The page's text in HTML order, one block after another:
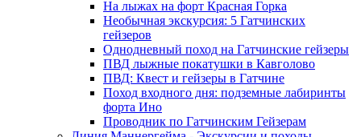
На лыжах на форт Красная Горка
Необычная экскурсия: 5 Гатчинских
гейзеров
Однодневный поход на Гатчинские гейзеры
ПВД лыжные покатушки в Кавголово
ПВД: Квест и гейзеры в Гатчине
Поход входного дня: подземные лабиринты
форта Ино
Проводник по Гатчинским Гейзерам